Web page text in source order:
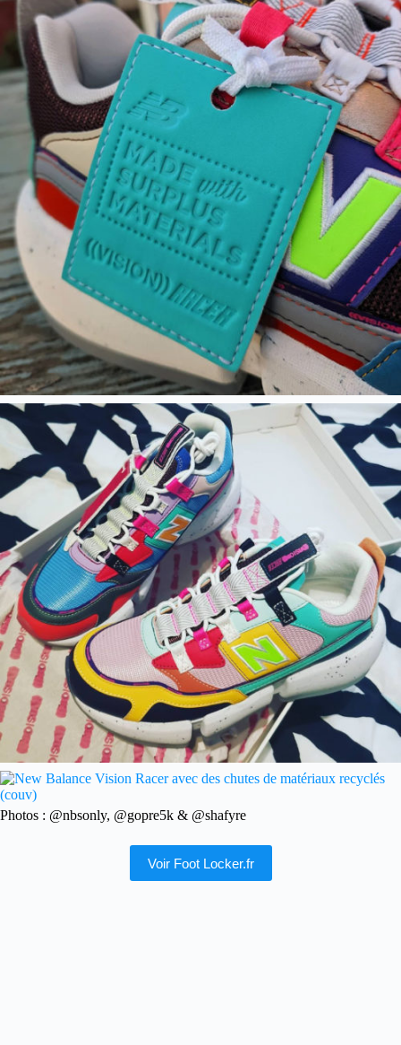
Photos : @nbsonly, @gopre5k & @shafyre
Voir Foot Locker.fr